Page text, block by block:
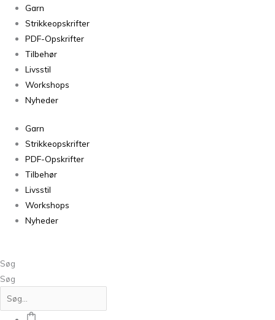
Garn
Strikkeopskrifter
PDF-Opskrifter
Tilbehør
Livsstil
Workshops
Nyheder
Garn
Strikkeopskrifter
PDF-Opskrifter
Tilbehør
Livsstil
Workshops
Nyheder
Søg
Søg
Jelling
Cherry
Blossom
antal